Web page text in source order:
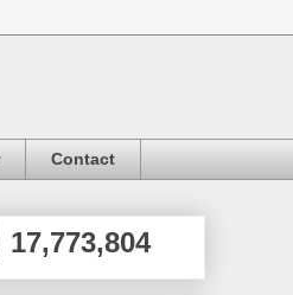
Contact
17,773,804